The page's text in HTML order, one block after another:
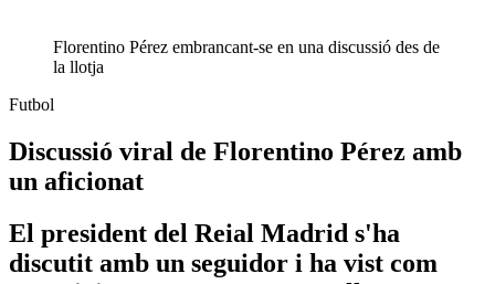
Florentino Pérez embrancant-se en una discussió des de
la llotja
Futbol
Discussió viral de Florentino Pérez amb
un aficionat
El president del Reial Madrid s'ha
discutit amb un seguidor i ha vist com